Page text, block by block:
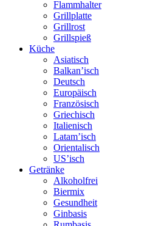
Flammhalter
Grillplatte
Grillrost
Grillspieß
Küche
Asiatisch
Balkan’isch
Deutsch
Europäisch
Französisch
Griechisch
Italienisch
Latam’isch
Orientalisch
US’isch
Getränke
Alkoholfrei
Biermix
Gesundheit
Ginbasis